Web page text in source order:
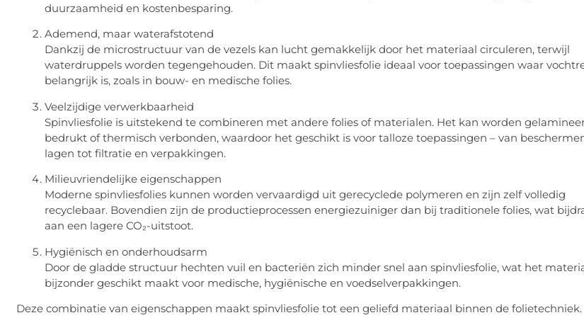
duurzaamheid en kostenbesparing.
Ademend, maar waterafstotend
Dankzij de microstructuur van de vezels kan lucht gemakkelijk door het materiaal circuleren, terwijl
waterdruppels worden tegengehouden. Dit maakt spinvliesfolie ideaal voor toepassingen waar
belangrijk is, zoals in bouw- en medische folies.
Veelzijdige verwerkbaarheid
Spinvliesfolie is uitstekend te combineren met andere folies of materialen. Het kan worden
bedrukt of thermisch verbonden, waardoor het geschikt is voor talloze toepassingen – van
lagen tot filtratie en verpakkingen.
Milieuvriendelijke eigenschappen
Moderne spinvliesfolies kunnen worden vervaardigd uit gerecyclede polymeren en zijn zelf volledig
recyclebaar. Bovendien zijn de productieprocessen energiezuiniger dan bij traditionele folies, wat
aan een lagere CO₂-uitstoot.
Hygiënisch en onderhoudsarm
Door de gladde structuur hechten vuil en bacteriën zich minder snel aan spinvliesfolie, wat het
bijzonder geschikt maakt voor medische, hygiënische en voedselverpakkingen.
Deze combinatie van eigenschappen maakt spinvliesfolie tot een geliefd materiaal binnen de folietechniek.